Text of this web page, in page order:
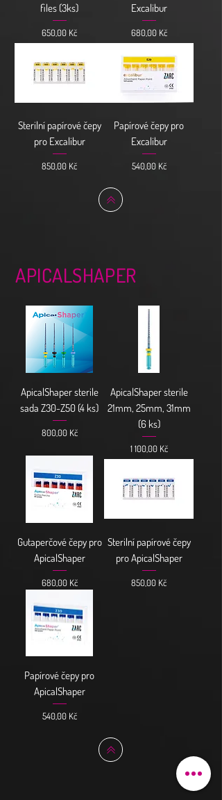
files (3ks)
Cena
650,00 Kč
Excalibur
Cena
680,00 Kč
Sterilní papírové čepy
pro Excalibur
Cena
850,00 Kč
Papírové čepy pro
Excalibur
Cena
540,00 Kč
APICALSHAPER
ApicalShaper sterile
sada Z30-Z50 (4 ks)
Cena
800,00 Kč
ApicalShaper sterile
21mm, 25mm, 31mm
(6 ks)
Cena
1 100,00 Kč
Gutaperčové čepy pro
ApicalShaper
Cena
680,00 Kč
Sterilní papírové čepy
pro ApicalShaper
Cena
850,00 Kč
Papírové čepy pro
ApicalShaper
Cena
540,00 Kč